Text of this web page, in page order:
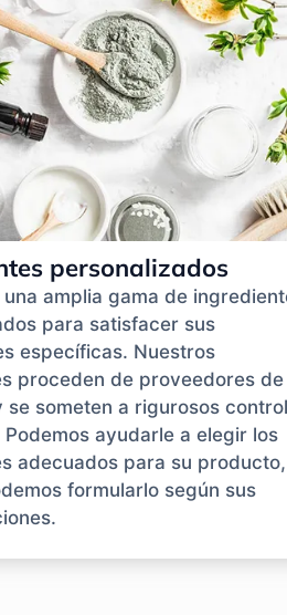
personalizados
amplia gama de
para satisfacer sus
específicas. Nuestros
proceden de proveedores de
se someten a rigurosos
ayudarle a elegir los
adecuados para su
formularlo según sus